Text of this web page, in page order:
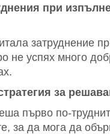
при
затруднение
не успях много
за
първо по-
за да мога да